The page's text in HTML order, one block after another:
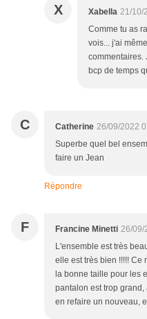
X Xabella 21/10/
Comme tu as
vois... j'ai
commentaires.
bcp de temps
C Catherine 26/09/2022
Superbe quel bel
faire un Jean
Répondre
F Francine Minetti 26/09/
L'ensemble est très
elle est très bien !!!!! Ce
la bonne taille pour les
pantalon est trop
en refaire un nouveau,